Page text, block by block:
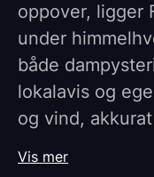
oppover, ligger
under
både
lokalavis og
og vind,
Vis mer